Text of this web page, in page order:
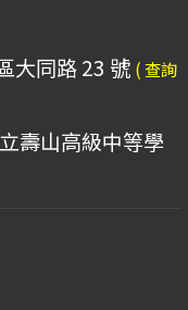
大同路 23 號 ( 查詢
壽山高級中等學